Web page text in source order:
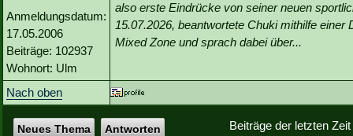
Anmeldungsdatum:
17.05.2006
Beiträge: 102937
Wohnort: Ulm
also erste Eindrücke von seiner neuen
15.07.2026, beantwortete Chuki mithilfe
Mixed Zone und sprach dabei über...
Nach oben
Beiträge der letzten
Neues Thema Antworten